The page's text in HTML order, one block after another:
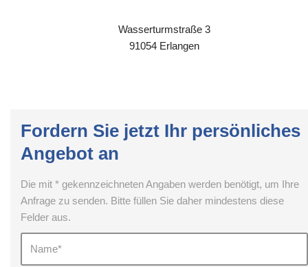
Wasserturmstraße 3
91054 Erlangen
Fordern Sie jetzt Ihr persönliches
Angebot an
Die mit * gekennzeichneten Angaben werden benötigt, um Ihre
Anfrage zu senden. Bitte füllen Sie daher mindestens diese
Felder aus.